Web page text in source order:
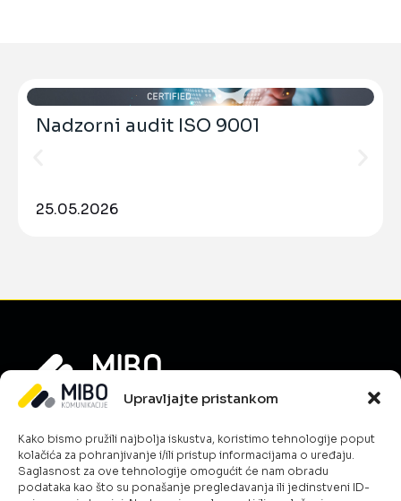
Upravljajte pristankom
Kako bismo pružili najbolja iskustva, koristimo tehnologije poput
kolačića za pohranjivanje i/ili pristup informacijama o uređaju.
Saglasnost za ove tehnologije omogućit će nam obradu
podataka kao što su ponašanje pregledavanja ili jedinstveni ID-
Nadzorni audit ISO 9001
25.05.2026
O nama
Novosti
Karijera